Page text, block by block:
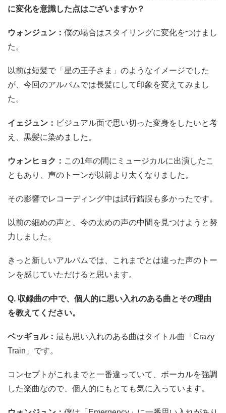
に変化を意識した点はございますか？
ウォンジュン： 僕の場合はスタイリングに変化をつけまし
た。
以前は短髪で「星の王子さま」のようなイメージでした
が、今回のアルバムでは長髪にして印象を変えてみまし
た。
イェジュン： ビジュアル面で思い切った変身をしたいと考
え、黒髪に染めました。
ウォンヒョク： この1年の間にミュージカルに出演したこ
ともあり、声のトーンが以前より太くなりました。
その影響でレコーディング中は試行錯誤も多かったです。
以前の細めの声と、今の太めの声の中間を見つけようと努
力しました。
きっと新しいアルバムでは、これまでとは違った声のトー
ンを感じていただけると思います。
Q. 収録曲の中で、個人的に思い入れのある曲とその理由
を教えてください。
ベッギョル： 最も思い入れのある曲はタイトル曲「Crazy
Train」です。
コンセプトがこれまでと一番違っていて、ボーカルを強調
した楽曲なので、個人的にもとても気に入っています。